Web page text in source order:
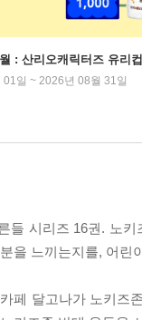
: 산리오캐릭터즈 유리컵
일 ~ 2026년 08월 31일
들 시리즈 16권. 노
을 느끼는지를, 어린
페 달고나가 노키즈